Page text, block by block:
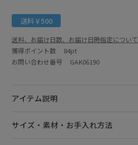
送料￥500
送料、お届け日数、お届け日時指定について
獲得ポイント数 84pt
お問い合わせ番号 GAK06190
アイテム説明
サイズ・素材・お手入れ方法